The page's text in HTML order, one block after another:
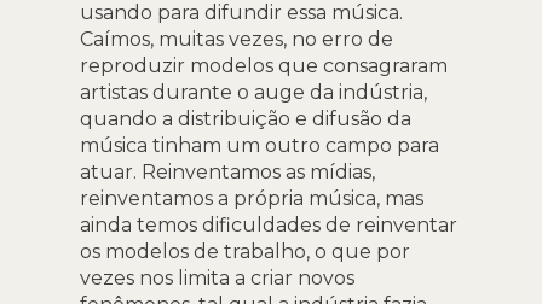
usando para difundir essa música.
Caímos, muitas vezes, no erro de
reproduzir modelos que consagraram
artistas durante o auge da indústria,
quando a distribuição e difusão da
música tinham um outro campo para
atuar. Reinventamos as mídias,
reinventamos a própria música, mas
ainda temos dificuldades de reinventar
os modelos de trabalho, o que por
vezes nos limita a criar novos